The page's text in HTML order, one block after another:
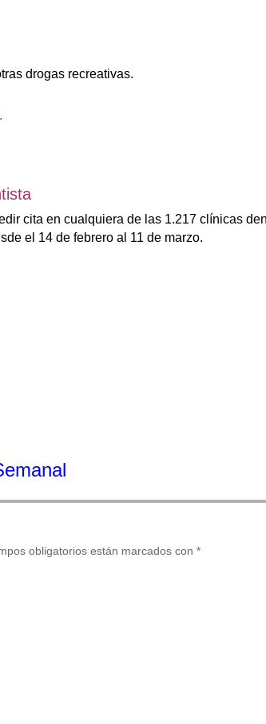
drogas recreativas.
cita en cualquiera de las 1.217 clínicas
el 14 de febrero al 11 de marzo.
obligatorios están marcados con*